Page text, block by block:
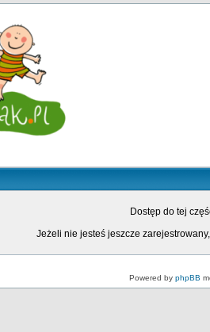
Dostęp do tej
Jeżeli nie jesteś jeszcze
Powered by phpBB